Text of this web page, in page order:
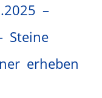
–
Steine
erheben